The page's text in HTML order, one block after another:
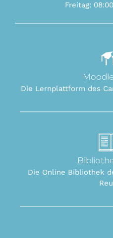
Freitag:
Die Lernplattform des
Die Online Bibliothek